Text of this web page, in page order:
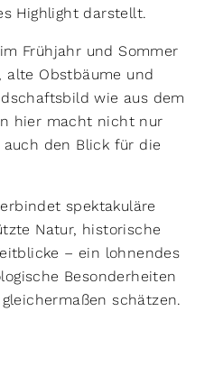
Highlight darstellt.
Frühjahr und Sommer
alte Obstbäume und
wie aus dem
hier macht nicht nur
den Blick für die
spektakuläre
Natur, historische
– ein lohnendes
Besonderheiten
schätzen.